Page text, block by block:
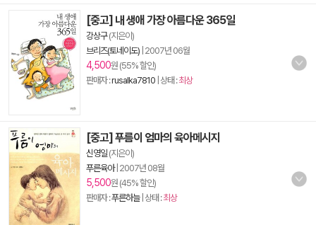
[중고] 내 생애 가장 아름다운 365일
강상구(지은이)
브리즈(토네이도) 2007년 06월
4,500원 (55% 할인)
판매자 :rusalka7810 | 상태 :최상
[중고] 푸름이 엄마의 육아메시지
신영일 (지은이)
푸른육아| 2007년 08월
5,500원 (45% 할인)
판매자 :푸른하늘| 상태 :최상